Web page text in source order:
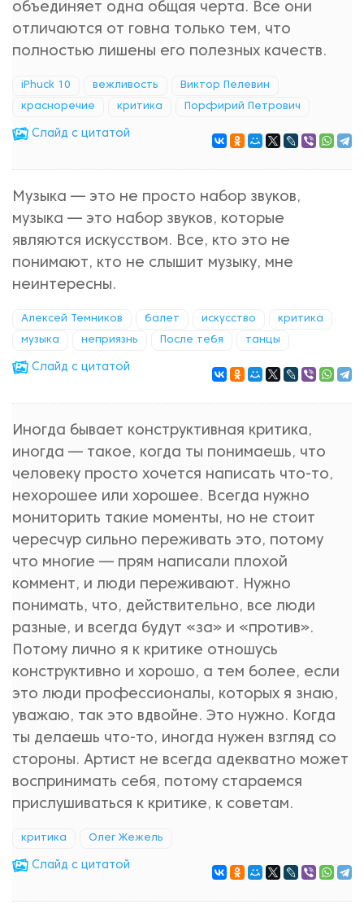
объединяет одна общая черта. Все они
отличаются от говна только тем, что
полностью лишены его полезных качеств.
iPhuck 10 вежливость Виктор Пелевин
красноречие критика Порфирий Петрович
Cлайд с цитатой
Музыка — это не просто набор звуков,
музыка — это набор звуков, которые
являются искусством. Все, кто это не
понимают, кто не слышит музыку, мне
неинтересны.
Алексей Темников балет искусство критика
музыка неприязнь После тебя танцы
Cлайд с цитатой
Иногда бывает конструктивная критика,
иногда — такое, когда ты понимаешь, что
человеку просто хочется написать что-то,
нехорошее или хорошее. Всегда нужно
мониторить такие моменты, но не стоит
чересчур сильно переживать это, потому
что многие — прям написали плохой
коммент, и люди переживают. Нужно
понимать, что, действительно, все люди
разные, и всегда будут «за» и «против».
Потому лично я к критике отношусь
конструктивно и хорошо, а тем более, если
это люди профессионалы, которых я знаю,
уважаю, так это вдвойне. Это нужно. Когда
ты делаешь что-то, иногда нужен взгляд со
стороны. Артист не всегда адекватно может
воспринимать себя, потому стараемся
прислушиваться к критике, к советам.
критика Олег Жежель
Cлайд с цитатой